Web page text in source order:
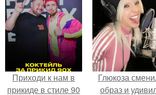
Приходи к нам в
прикиде в стиле 90
Глюкоза
образ и